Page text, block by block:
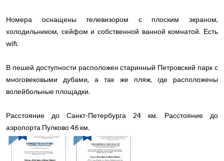
Номера оснащены телевизором с плоским экраном,
холодильником, сейфом и собственной ванной комнатой. Есть
wifi.
В пешей доступности расположен старинный Петровский парк с
многовековыми дубами, а так же пляж, где расположены
волейбольные площадки.
Расстояние до Санкт-Петербурга 24 км. Расстояние до
аэропорта Пулково 46 км.